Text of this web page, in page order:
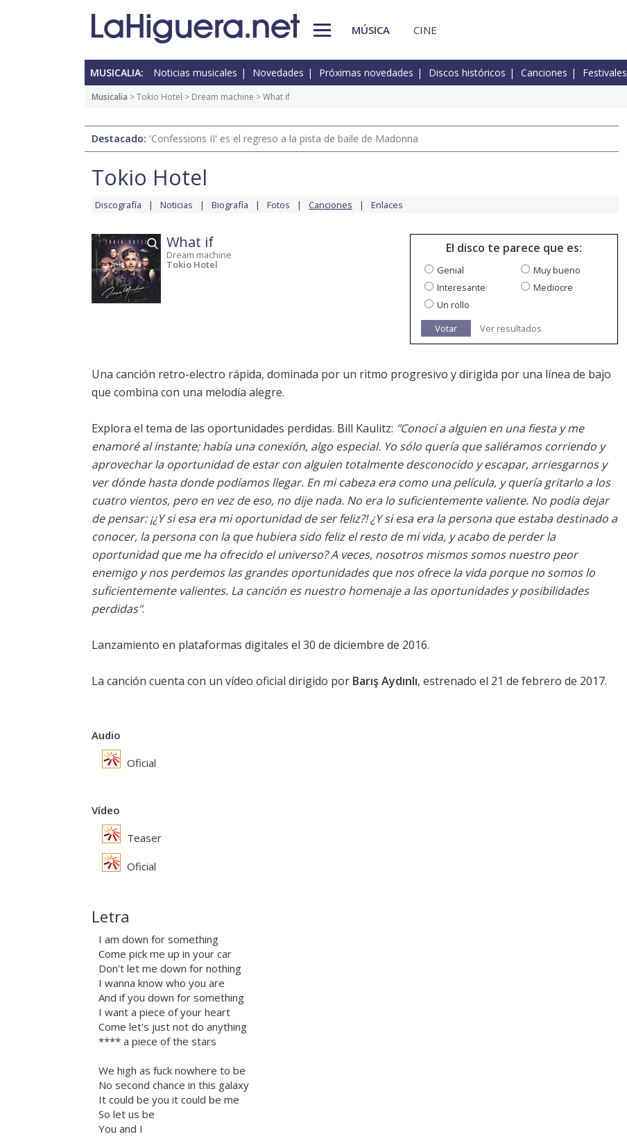
MÚSICA CINE
MUSICALIA: Noticias musicales Novedades Próximas novedades Discos históricos Canciones Festivales
Musicalia >Tokio Hotel > Dream machine > What if
Destacado: 'Confessions II' es el regreso a la pista de baile de Madonna
Tokio Hotel
Discografía Noticias Biografía Fotos Canciones Enlaces
What if
Dream machine
Tokio Hotel
El disco te parece que es:
Genial
Muy bueno
Interesante
Mediocre
Un rollo
Votar
Ver resultados
Una canción retro-electro rápida, dominada por un ritmo progresivo y dirigida por una línea de bajo
que combina con una melodía alegre.
Explora el tema de las oportunidades perdidas. Bill Kaulitz: "Conocí a alguien en una fiesta y me
enamoré al instante; había una conexión, algo especial. Yo sólo quería que saliéramos corriendo y
aprovechar la oportunidad de estar con alguien totalmente desconocido y escapar, arriesgarnos y
ver dónde hasta donde podíamos llegar. En mi cabeza era como una película, y quería gritarlo a los
cuatro vientos, pero en vez de eso, no dije nada. No era lo suficientemente valiente. No podía dejar
de pensar: ¡¿Y si esa era mi oportunidad de ser feliz?! ¿Y si esa era la persona que estaba destinado a
conocer, la persona con la que hubiera sido feliz el resto de mi vida, y acabo de perder la
oportunidad que me ha ofrecido el universo? A veces, nosotros mismos somos nuestro peor
enemigo y nos perdemos las grandes oportunidades que nos ofrece la vida porque no somos lo
suficientemente valientes. La canción es nuestro homenaje a las oportunidades y posibilidades
perdidas".
Lanzamiento en plataformas digitales el 30 de diciembre de 2016.
La canción cuenta con un vídeo oficial dirigido por Barış Aydınlı, estrenado el 21 de febrero de 2017.
Audio
Oficial
Vídeo
Teaser
Oficial
Letra
I am down for something
Come pick me up in your car
Don't let me down for nothing
I wanna know who you are
And if you down for something
I want a piece of your heart
Come let's just not do anything
**** a piece of the stars
We high as fuck nowhere to be
No second chance in this galaxy
It could be you it could be me
So let us be
You and I